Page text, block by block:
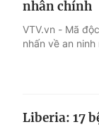
nhân chính
VTV.vn - Mã
nhấn về an
Liberia: 17